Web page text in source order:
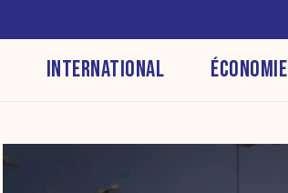
INTERNATIONAL ÉCONOMIE